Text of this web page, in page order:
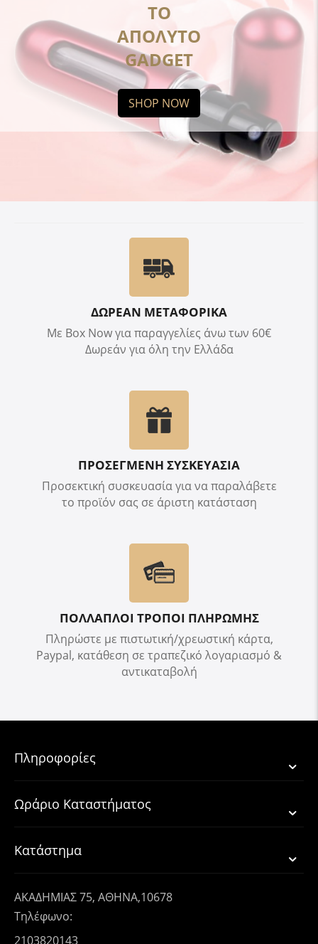
ΤΟ
ΑΠΟΛΥΤΟ
GADGET
SHOP NOW
ΔΩΡΕΑΝ ΜΕΤΑΦΟΡΙΚΑ
Με Box Now για παραγγελίες άνω των 60€
Δωρεάν για όλη την Ελλάδα
ΠΡΟΣΕΓΜΕΝΗ ΣΥΣΚΕΥΑΣΙΑ
Προσεκτική συσκευασία για να παραλάβετε
το προϊόν σας σε άριστη κατάσταση
ΠΟΛΛΑΠΛΟΙ ΤΡΟΠΟΙ ΠΛΗΡΩΜΗΣ
Πληρώστε με πιστωτική/χρεωστική κάρτα,
Paypal, κατάθεση σε τραπεζικό λογαριασμό &
αντικαταβολή
Πληροφορίες
Ωράριο Καταστήματος
Κατάστημα
ΑΚΑΔΗΜΙΑΣ 75, ΑΘΗΝΑ,10678
Τηλέφωνο:
2103820143